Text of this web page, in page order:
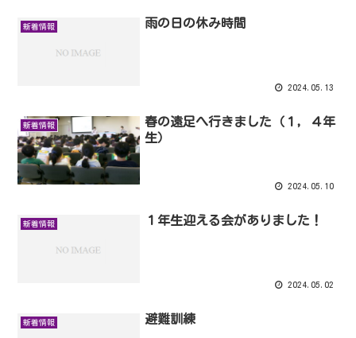
新着情報 雨の日の休み時間
2024.05.13
新着情報
春の遠足へ行きました（１，４年
生）
2024.05.10
新着情報 １年生迎える会がありました！
2024.05.02
新着情報 避難訓練